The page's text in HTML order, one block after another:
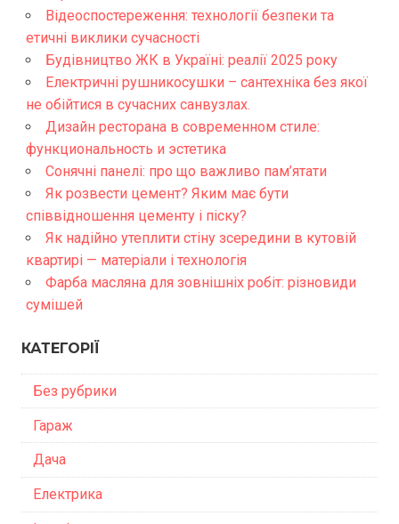
Відеоспостереження: технології безпеки та
етичні виклики сучасності
Будівництво ЖК в Україні: реалії 2025 року
Електричні рушникосушки – сантехніка без якої
не обійтися в сучасних санвузлах.
Дизайн ресторана в современном стиле:
функциональность и эстетика
Сонячні панелі: про що важливо пам’ятати
Як розвести цемент? Яким має бути
співвідношення цементу і піску?
Як надійно утеплити стіну зсередини в кутовій
квартирі — матеріали і технологія
Фарба масляна для зовнішніх робіт: різновиди
сумішей
КАТЕГОРІЇ
Без рубрики
Гараж
Дача
Електрика